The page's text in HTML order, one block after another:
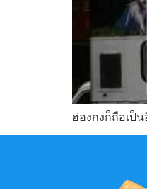
ฮ่องกงก็ถือเป็